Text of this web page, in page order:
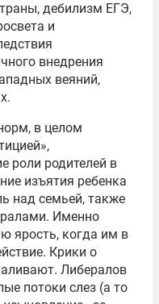
дебилизм ЕГЭ,
и
внедрения
веяний,
в целом
роли родителей в
изъятия ребенка
над семьей, также
Именно
ярость, когда им в
Крики о
Либералов
потоки слез (а то